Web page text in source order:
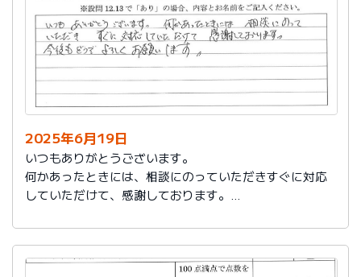
2025年6月19日
いつもありがとうございます。
何かあったときには、相談にのっていただきすぐに対応
していただけて、感謝しております。